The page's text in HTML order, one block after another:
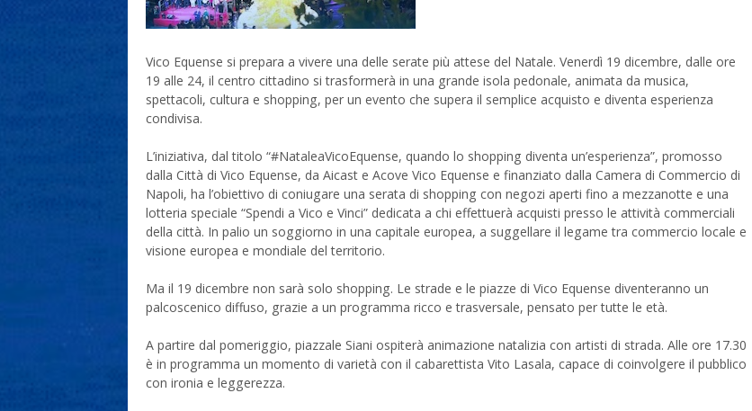
Vico Equense si prepara a vivere una delle serate più attese del Natale. Venerdì 19 dicembre, dalle ore
19 alle 24, il centro cittadino si trasformerà in una grande isola pedonale, animata da musica,
spettacoli, cultura e shopping, per un evento che supera il semplice acquisto e diventa esperienza
condivisa.
L’iniziativa, dal titolo “#NataleaVicoEquense, quando lo shopping diventa un’esperienza”, promosso
dalla Città di Vico Equense, da Aicast e Acove Vico Equense e finanziato dalla Camera di Commercio di
Napoli, ha l’obiettivo di coniugare una serata di shopping con negozi aperti fino a mezzanotte e una
lotteria speciale “Spendi a Vico e Vinci” dedicata a chi effettuerà acquisti presso le attività commerciali
della città. In palio un soggiorno in una capitale europea, a suggellare il legame tra commercio locale e
visione europea e mondiale del territorio.
Ma il 19 dicembre non sarà solo shopping. Le strade e le piazze di Vico Equense diventeranno un
palcoscenico diffuso, grazie a un programma ricco e trasversale, pensato per tutte le età.
A partire dal pomeriggio, piazzale Siani ospiterà animazione natalizia con artisti di strada. Alle ore 17.30
è in programma un momento di varietà con il cabarettista Vito Lasala, capace di coinvolgere il pubblico
con ironia e leggerezza.